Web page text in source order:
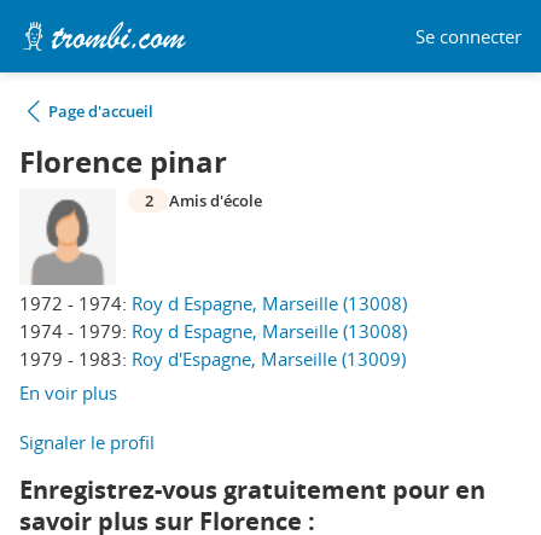
Se connecter
Page d'accueil
Florence pinar
1972 - 1974: Roy d Espagne, Marseille (13008)
1974 - 1979: Roy d Espagne, Marseille (13008)
1979 - 1983: Roy d'Espagne, Marseille (13009)
En voir plus
2 Amis d'école
Signaler le profil
Enregistrez-vous gratuitement pour en
savoir plus sur Florence :